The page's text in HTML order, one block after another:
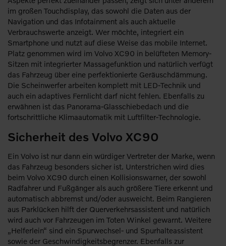
im großen Touchdisplay, das sowohl die Daten aus der
Navigation und das Infotainment als auch aktuelle
Verbrauchswerte anzeigt. Wer möchte, integriert ein
Smartphone und nutzt auf diese Weise das mobile Internet.
Platz genommen wird im Volvo XC90 in belüfteten Memory-
Sitzen mit integrierter Massagefunktion und natürlich verfügt
das Fahrzeug über eine perfektionierte Geräuschdämmung.
Die Scheinwerfer arbeiten komplett mit LED-Technik und
auch ein adaptives Fernlicht darf nicht fehlen. Ebenfalls zu
erwähnen ist das Panorama-Glasschiebedach und die
fortschrittliche Klimaautomatik mit Luftfilter-Technologie.
Sicherheit des Volvo XC90
Ein Volvo ist nur dann ein würdiger Vertreter der Marke, wenn
das Fahrzeug besonders sicher ist. Unterstrichen wird dies
beim Volvo XC90 durch einen Kollisionswarner, der sowohl
Radfahrer und Fußgänger als auch größere Tiere erkennt und
automatisch abbremst und/oder ausweicht. Beim Rangieren
aus Parklücken hilft der Querverkehrsassistent und natürlich
wird auch vor Fahrzeugen im Toten Winkel gewarnt. Weitere
„Helferlein“ sind ein Spurwechsel- und Spurhalteassistent
sowie der Geschwindigkeitsbegrenzer. Ebenfalls zur